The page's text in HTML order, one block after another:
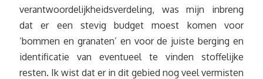
verantwoordelijkheidsverdeling, was mijn inbreng
dat er een stevig budget moest komen voor
‘bommen en granaten’ en voor de juiste berging en
identificatie van eventueel te vinden stoffelijke
resten. Ik wist dat er in dit gebied nog veel vermisten